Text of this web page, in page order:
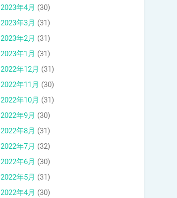
2023年4月 (30)
2023年3月 (31)
2023年2月 (31)
2023年1月 (31)
2022年12月 (31)
2022年11月 (30)
2022年10月 (31)
2022年9月 (30)
2022年8月 (31)
2022年7月 (32)
2022年6月 (30)
2022年5月 (31)
2022年4月 (30)